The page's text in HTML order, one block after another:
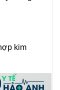
kim